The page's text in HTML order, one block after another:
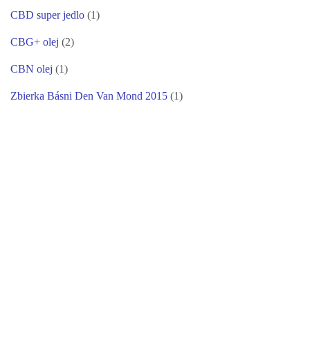
CBD super jedlo (1)
CBG+ olej (2)
CBN olej (1)
Zbierka Básni Den Van Mond 2015 (1)